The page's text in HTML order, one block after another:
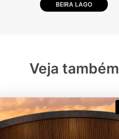
BEIRA LAGO
Veja também